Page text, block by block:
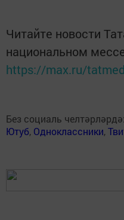
Читайте новости
национальном
https://max.ru/
Без социаль челтәрләрдә:
Ютуб, Одноклассники,